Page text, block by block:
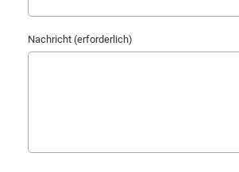
Nachricht (erforderlich)